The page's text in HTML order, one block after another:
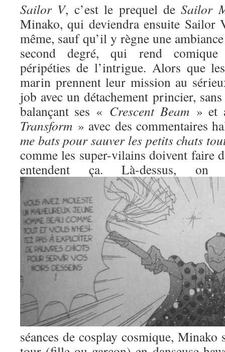
Sailor V, c’est le prequel deSailor
Minako, qui deviendra ensuite Sailor
même, sauf qu’il y règne une
second degré, qui rend comique
péripéties de l’intrigue. Alors que
marin prennent leur mission au
job avec un détachement princier,
balançant ses « Crescent Beam» et
Transform » avec des commentaires
me bats pour sauver les petits chats
comme les super-vilains doivent faire
entendent ça. Là-dessus,
séances de cosplay cosmique,